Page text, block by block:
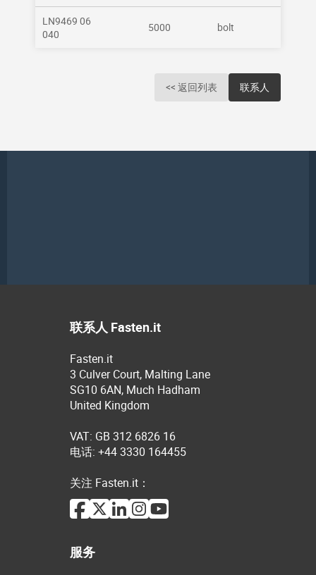
LN9469 06
040
5000 bolt
<< 返回列表 联系人
联系人 Fasten.it
Fasten.it
3 Culver Court, Malting Lane
SG10 6AN, Much Hadham
United Kingdom
VAT: GB 312 6826 16
电话: +44 3330 164455
关注 Fasten.it：
服务